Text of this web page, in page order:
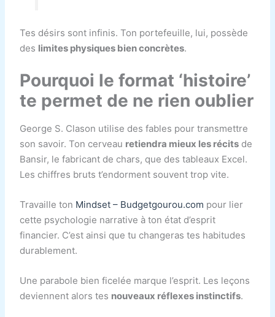
Tes désirs sont infinis. Ton portefeuille, lui, possède
des limites physiques bien concrètes.
Pourquoi le format ‘histoire’
te permet de ne rien oublier
George S. Clason utilise des fables pour transmettre
son savoir. Ton cerveau retiendra mieux les récits de
Bansir, le fabricant de chars, que des tableaux Excel.
Les chiffres bruts t’endorment souvent trop vite.
Travaille ton Mindset – Budgetgourou.com pour lier
cette psychologie narrative à ton état d’esprit
financier. C’est ainsi que tu changeras tes habitudes
durablement.
Une parabole bien ficelée marque l’esprit. Les leçons
deviennent alors tes nouveaux réflexes instinctifs.